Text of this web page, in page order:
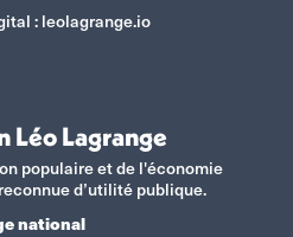
: leolagrange.io
Léo Lagrange
populaire et de l'économie
d’utilité publique.
national